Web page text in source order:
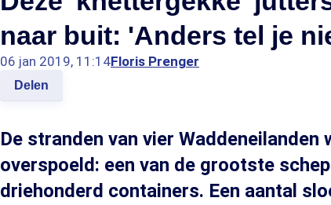
naar buit: 'Anders tel je
06 jan 2019, 11:14Floris Prenger
Delen
De stranden van vier Waddeneilanden
overspoeld: een van de grootste
driehonderd containers. Een aantal